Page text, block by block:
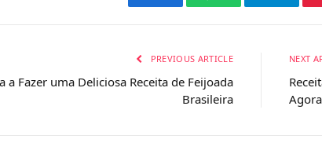
Facebook WhatsApp
PREVIOUS ARTICLE
a Fazer uma Deliciosa Receita de Feijoada
Brasileira
NEXT